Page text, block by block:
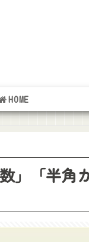
HOME
」「半角